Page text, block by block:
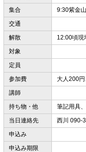
集合
9:30紫金
交通
解散
12:00頃現
対象
定員
参加費
大人200
講師
持ち物・他
筆記用具
当日連絡先
西川 090-
申込み
申込み期限